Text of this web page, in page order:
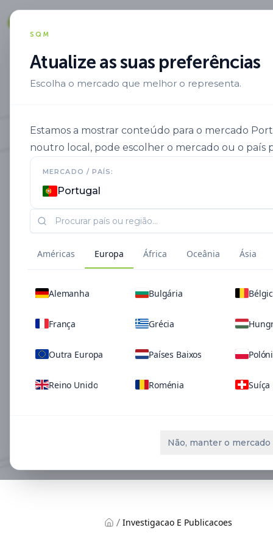
SQM
Atualize as suas preferências
Escolha o mercado que melhor o representa.
Estamos a mostrar conteúdo para o mercado
noutro local, pode escolher o mercado ou o país
MERCADO / PAÍS:
Portugal
Américas Europa África Oceânia Ásia
Alemanha Bulgária
França Grécia
Outra Europa Países Baixos
Reino Unido Roménia Suíça
Não, manter o mercado
Investigacao E Publicacoes